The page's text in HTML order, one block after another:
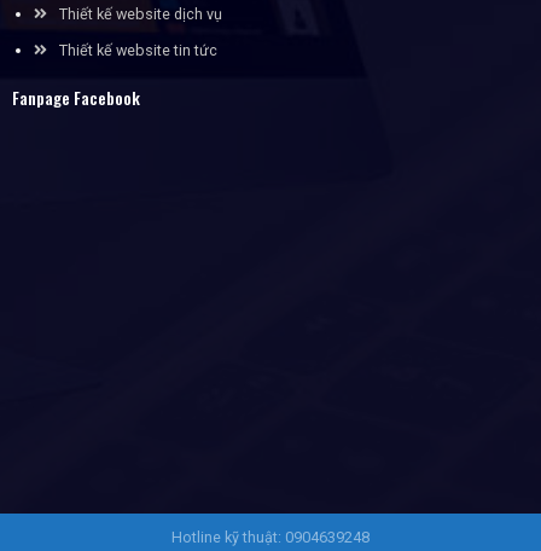
Thiết kế website dịch vụ
Thiết kế website tin tức
Fanpage Facebook
Hotline kỹ thuật: 0904639248